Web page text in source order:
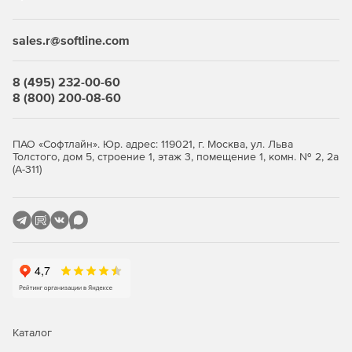
нужны, и не переплачивает за ненужные ему элементы
использовать.
Если необходимо обеспечить централизованное
управление защитой рабочих станций, требуется
лицензирование Центра управления Dr.Web Enterprise
нескольких компьютеров, до распределенных интранет-
администрирование защиты файловых серверов и
серверов приложений (включая терминальные серверы),
sales.r@softline.com
8 (495) 232-00-60
8 (800) 200-08-60
ПАО «Софтлайн». Юр. адрес: 119021, г. Москва, ул. Льва
Толстого, дом 5, строение 1, этаж 3, помещение 1, комн. № 2, 2а
(А-311)
Каталог